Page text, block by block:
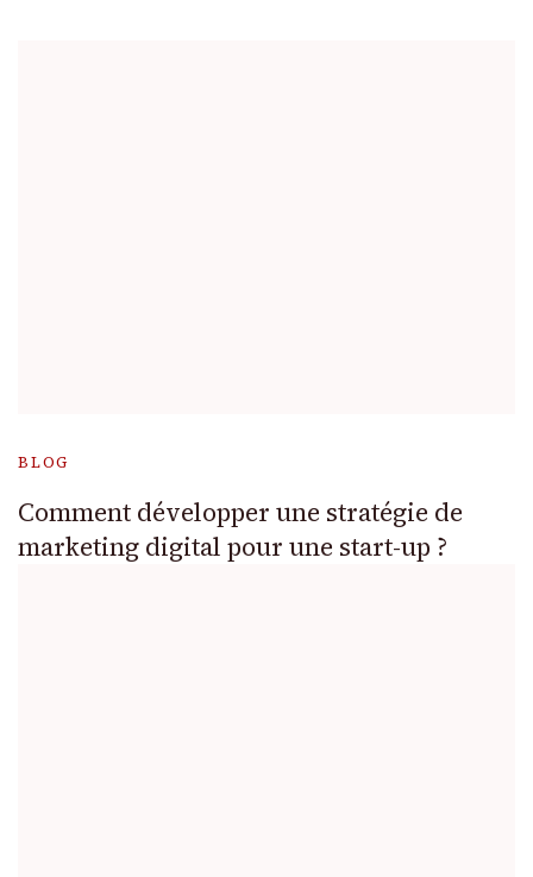
BLOG
Comment développer une stratégie de
marketing digital pour une start-up ?